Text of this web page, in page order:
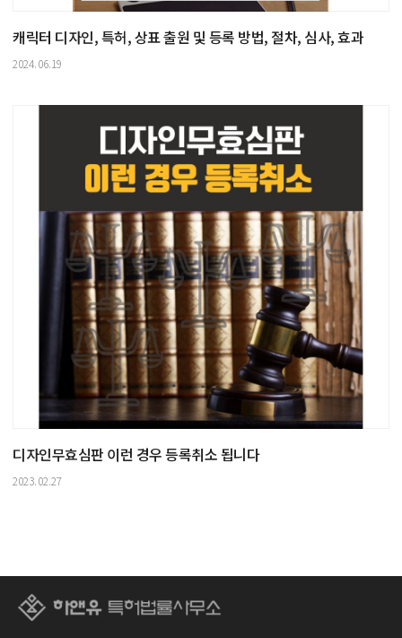
캐릭터 디자인, 특허, 상표 출원 및 등록 방법, 절차, 심사, 효과
2024.06.19
디자인무효심판 이런 경우 등록취소 됩니다
2023.02.27